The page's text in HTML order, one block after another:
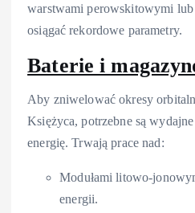
warstwami perowskitowymi
osiągać rekordowe parametry.
Baterie i
Aby zniwelować okresy
Księżyca, potrzebne są
energię. Trwają prace nad:
Modułami litowo-
energii.